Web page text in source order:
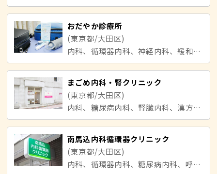
おだやか診療所
(東京都/大田区)
内科、循環器内科、神経内科、緩和ケア内科、老年精神科、呼吸器内科、整形外科、麻酔科、麻酔科標榜医／中川雅之
まごめ内科・腎クリニック
(東京都/大田区)
内科、糖尿病内科、腎臓内科、漢方内科
南馬込内科循環器クリニック
(東京都/大田区)
内科、循環器内科、糖尿病内科、呼吸器内科